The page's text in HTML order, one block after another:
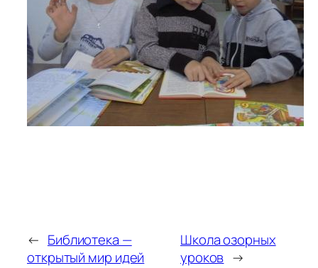
← Библиотека —
открытый мир идей
Школа озорных
уроков →